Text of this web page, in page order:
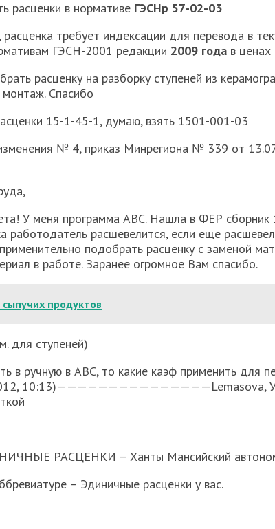
расценки в нормативе ГЭСНр 57-02-03
расценка требует индексации для перевода в
ГЭСН-2001 редакции 2009 года в ценах
расценку на разборку ступеней из
монтаж. Спасибо
15-1-45-1, думаю, взять 1501-001-03
№ 4, приказ Минрегиона № 339 от
У меня программа АВС. Нашла в ФЕР
работодатель расшевелится, если еще
подобрать расценку с заменой
в работе. Заранее огромное Вам спасибо.
продуктов
для ступеней)
в ручную в АВС, то какие каэф применить для
10:13)———————————————Lemasova, У
РАСЦЕНКИ – Ханты Мансийский
– Эдиничные расценки у вас.